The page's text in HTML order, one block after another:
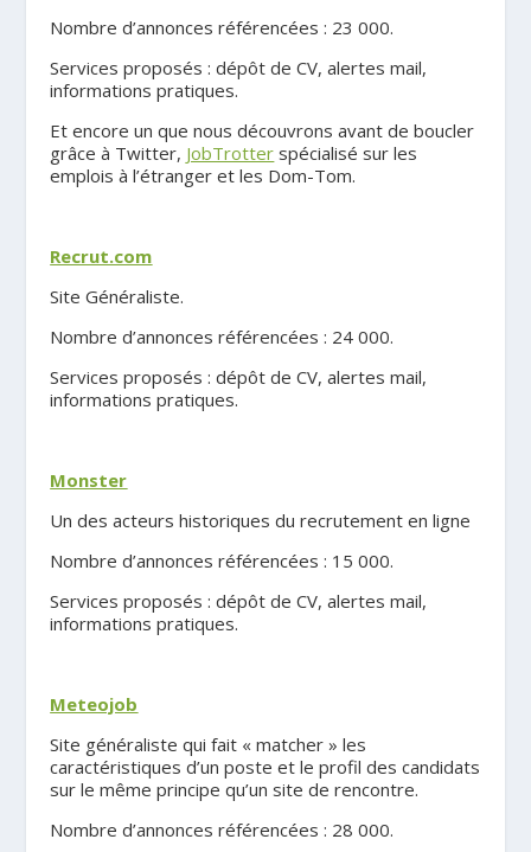
Nombre d’annonces référencées : 23 000.
Services proposés : dépôt de CV, alertes mail,
informations pratiques.
Et encore un que nous découvrons avant de boucler
grâce à Twitter, JobTrotter spécialisé sur les
emplois à l’étranger et les Dom-Tom.
Recrut.com
Site Généraliste.
Nombre d’annonces référencées : 24 000.
Services proposés : dépôt de CV, alertes mail,
informations pratiques.
Monster
Un des acteurs historiques du recrutement en ligne
Nombre d’annonces référencées : 15 000.
Services proposés : dépôt de CV, alertes mail,
informations pratiques.
Meteojob
Site généraliste qui fait « matcher » les
caractéristiques d’un poste et le profil des candidats
sur le même principe qu’un site de rencontre.
Nombre d’annonces référencées : 28 000.